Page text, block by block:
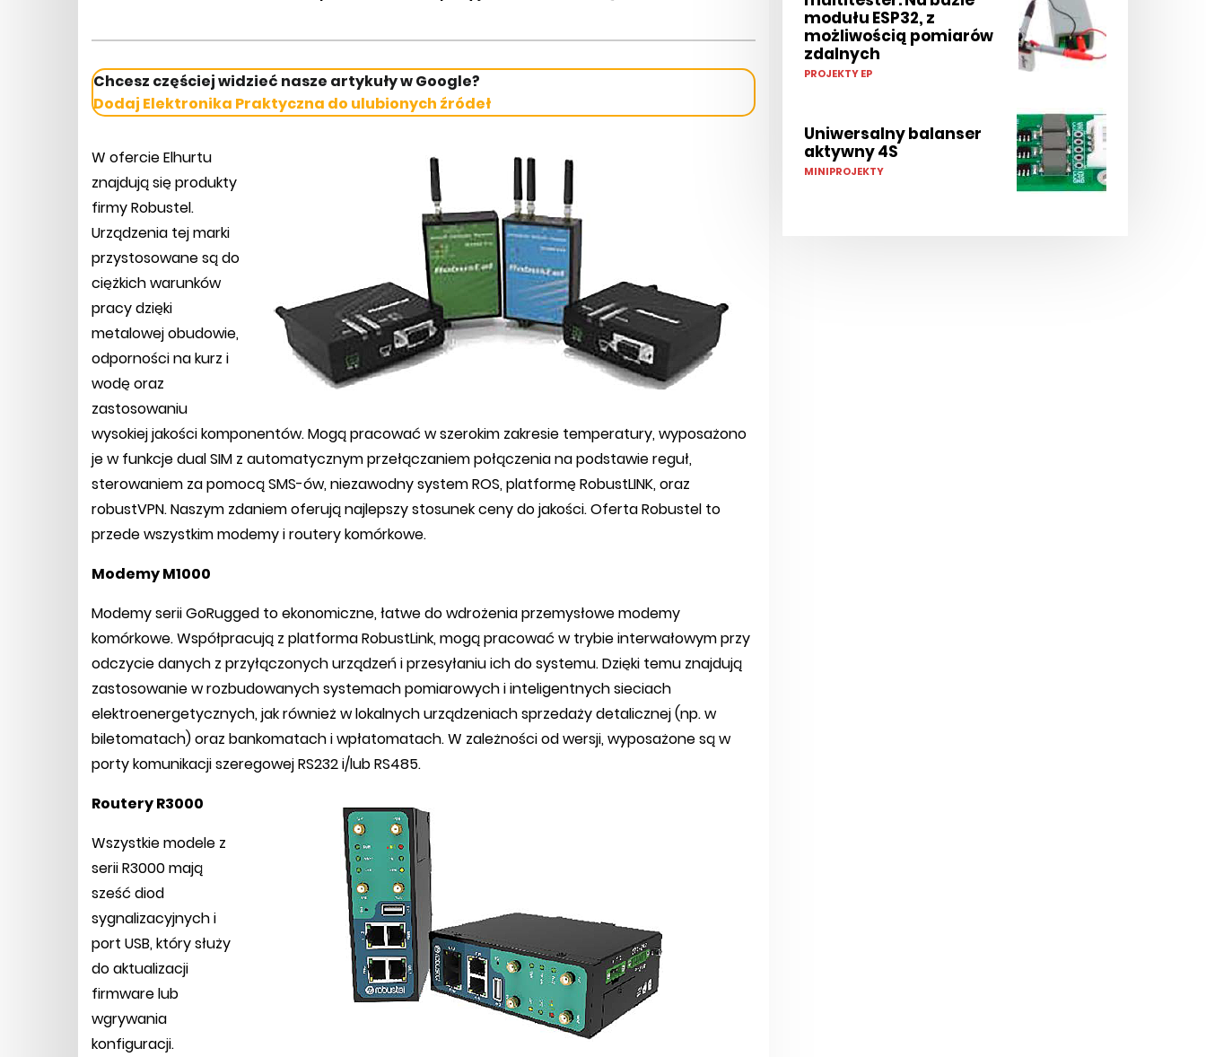
Chcesz częściej widzieć nasze artykuły w Google?
Dodaj Elektronika Praktyczna do ulubionych źródeł
W ofercie Elhurtu
znajdują się produkty
firmy Robustel.
Urządzenia tej marki
przystosowane są do
ciężkich warunków
pracy dzięki
metalowej obudowie,
odporności na kurz i
wodę oraz
zastosowaniu
wysokiej jakości komponentów. Mogą pracować w szerokim zakresie temperatury, wyposażono
je w funkcje dual SIM z automatycznym przełączaniem połączenia na podstawie reguł,
sterowaniem za pomocą SMS-ów, niezawodny system ROS, platformę RobustLINK, oraz
robustVPN. Naszym zdaniem oferują najlepszy stosunek ceny do jakości. Oferta Robustel to
przede wszystkim modemy i routery komórkowe.
Modemy M1000
Modemy serii GoRugged to ekonomiczne, łatwe do wdrożenia przemysłowe modemy
komórkowe. Współpracują z platforma RobustLink, mogą pracować w trybie interwałowym przy
odczycie danych z przyłączonych urządzeń i przesyłaniu ich do systemu. Dzięki temu znajdują
zastosowanie w rozbudowanych systemach pomiarowych i inteligentnych sieciach
elektroenergetycznych, jak również w lokalnych urządzeniach sprzedaży detalicznej (np. w
biletomatach) oraz bankomatach i wpłatomatach. W zależności od wersji, wyposażone są w
porty komunikacji szeregowej RS232 i/lub RS485.
Routery R3000
Wszystkie modele z
serii R3000 mają
sześć diod
sygnalizacyjnych i
port USB, który służy
do aktualizacji
firmware lub
wgrywania
konfiguracji.
modułu ESP32, z
możliwością pomiarów
zdalnych
PROJEKTY EP
Uniwersalny balanser
aktywny 4S
MINIPROJEKTY